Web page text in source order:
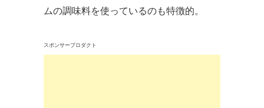
ムの調味料を使っているのも特徴的。
スポンサープロダクト